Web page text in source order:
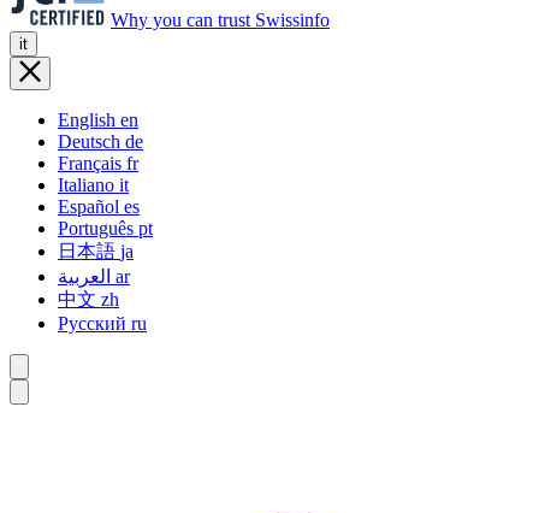
Why you can trust Swissinfo
it
English en
Deutsch de
Français fr
Italiano it
Español es
Português pt
日本語 ja
ar
中文 zh
Русский ru